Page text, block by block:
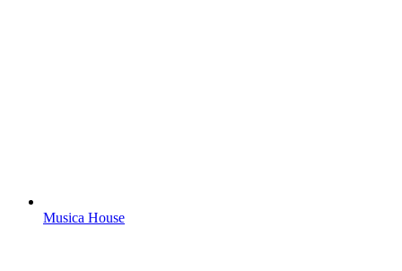
Musica House